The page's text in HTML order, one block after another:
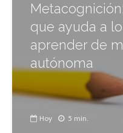
que ayuda a
aprender de
autónoma
Hoy 5 min.